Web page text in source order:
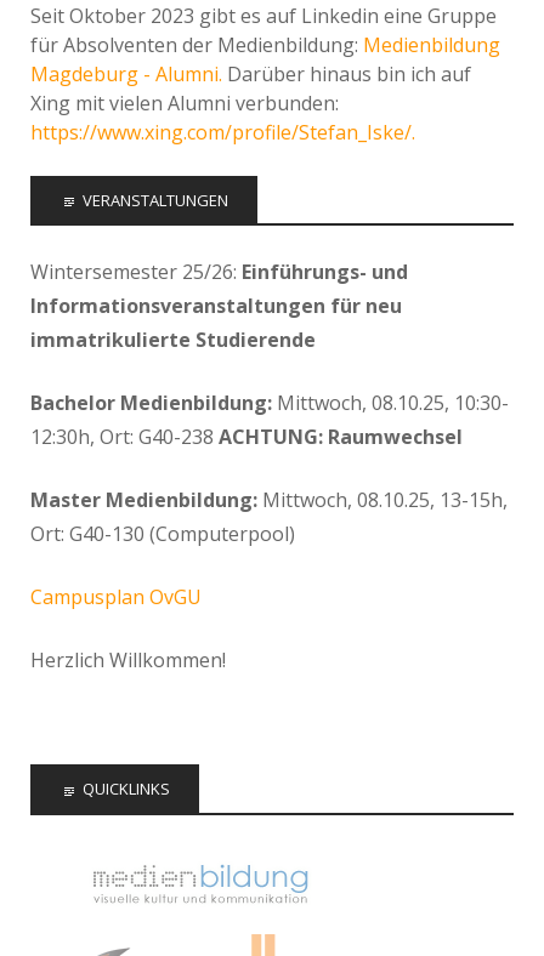
Seit Oktober 2023 gibt es auf Linkedin eine Gruppe
für Absolventen der Medienbildung: Medienbildung
Magdeburg - Alumni. Darüber hinaus bin ich auf
Xing mit vielen Alumni verbunden:
https://www.xing.com/profile/Stefan_Iske/.
VERANSTALTUNGEN
Wintersemester 25/26: Einführungs- und
Informationsveranstaltungen für neu
immatrikulierte Studierende
Bachelor Medienbildung: Mittwoch, 08.10.25, 10:30-
12:30h, Ort: G40-238 ACHTUNG: Raumwechsel
Master Medienbildung: Mittwoch, 08.10.25, 13-15h,
Ort: G40-130 (Computerpool)
Campusplan OvGU
Herzlich Willkommen!
QUICKLINKS